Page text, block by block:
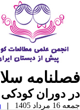
دوران کودکی
مرداد 1405 |